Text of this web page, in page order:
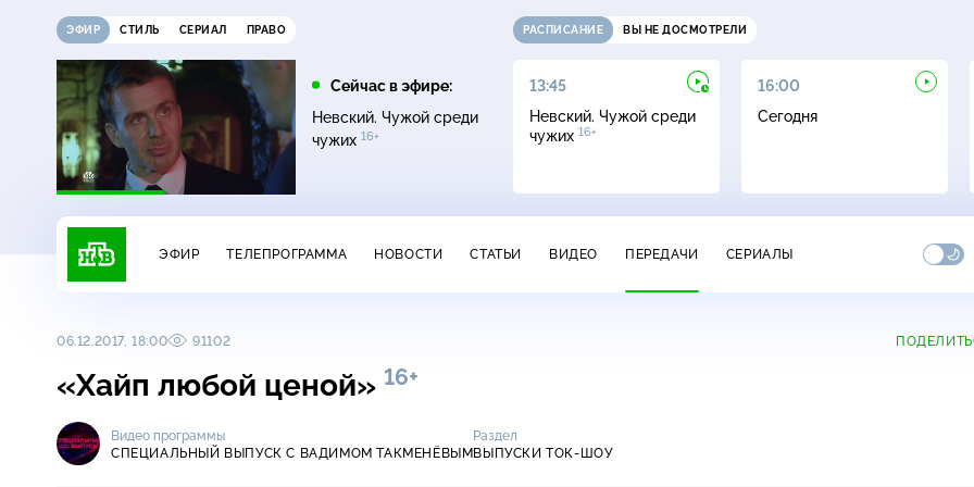
ЭФИР СТИЛЬ СЕРИАЛ ПРАВО
Сейчас в эфире:
Невский. Чужой среди
чужих 16+
РАСПИСАНИЕ ВЫ НЕ ДОСМОТРЕЛИ
12:00
Жди меня 16+
13:00
Сегодня
13:45
Невский. Чужой среди
чужих 16+
16:00
Сегодня
ЭФИР ТЕЛЕПРОГРАММА НОВОСТИ СТАТЬИ ВИДЕО ПЕРЕДАЧИ СЕРИАЛЫ
06.12.2017, 18:00 91102
«Хайп любой ценой» 16+
Видео программы
СПЕЦИАЛЬНЫЙ ВЫПУСК С ВАДИМОМ ТАКМЕНЁВЫМ
Раздел
ВЫПУСКИ ТОК-ШОУ